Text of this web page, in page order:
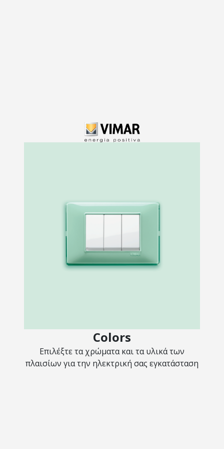
Colors
Επιλέξτε τα χρώματα και τα υλικά των
πλαισίων για την ηλεκτρική σας εγκατάσταση